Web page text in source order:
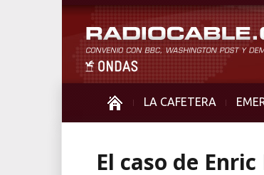
LA CAFETERA
El caso de